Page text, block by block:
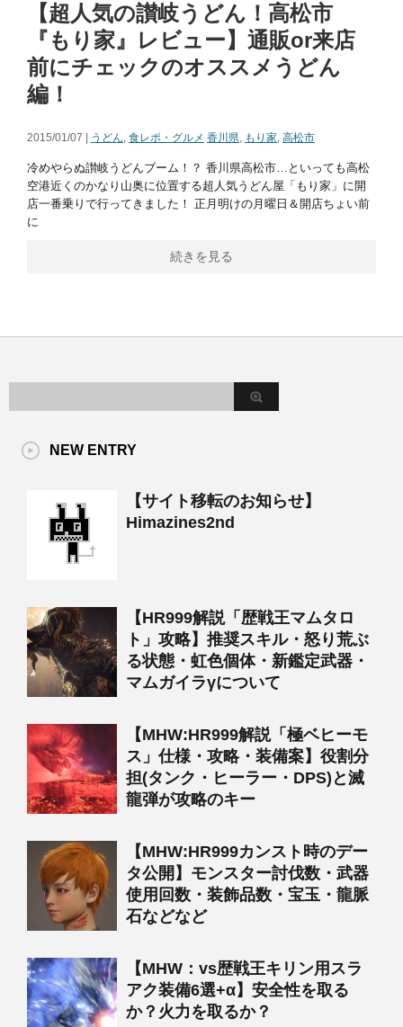
【超人気の讃岐うどん！高松市
『もり家』レビュー】通販or来店
前にチェックのオススメうどん
編！
2015/01/07 | うどん, 食レポ・グルメ 香川県, もり家, 高松市
冷めやらぬ讃岐うどんブーム！？ 香川県高松市…といっても高松
空港近くのかなり山奥に位置する超人気うどん屋「もり家」に開
店一番乗りで行ってきました！ 正月明けの月曜日＆開店ちょい前
に
続きを見る
NEW ENTRY
【サイト移転のお知らせ】
Himazines2nd
【HR999解説「歴戦王マムタロ
ト」攻略】推奨スキル・怒り荒ぶ
る状態・虹色個体・新鑑定武器・
マムガイラγについて
【MHW:HR999解説「極ベヒーモ
ス」仕様・攻略・装備案】役割分
担(タンク・ヒーラー・DPS)と滅
龍弾が攻略のキー
【MHW:HR999カンスト時のデー
タ公開】モンスター討伐数・武器
使用回数・装飾品数・宝玉・龍脈
石などなど
【MHW：vs歴戦王キリン用スラ
アク装備6選+α】安全性を取る
か？火力を取るか？